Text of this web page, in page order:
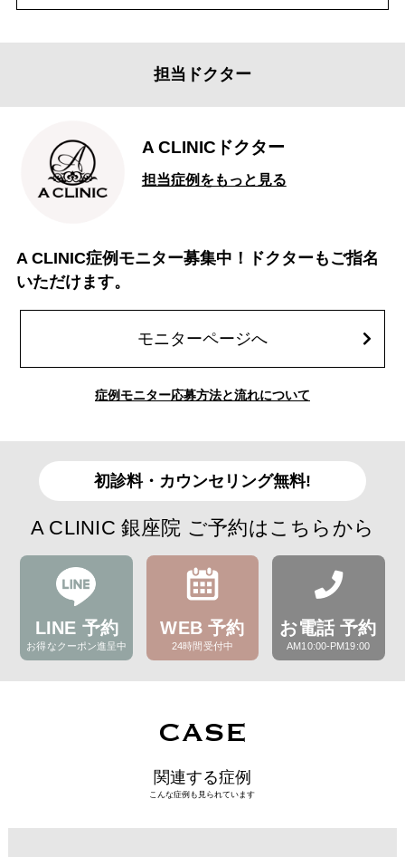
担当ドクター
A CLINICドクター
担当症例をもっと見る
A CLINIC症例モニター募集中！ドクターもご指名
いただけます。
モニターページへ
症例モニター応募方法と流れについて
初診料・カウンセリング無料!
A CLINIC 銀座院 ご予約はこちらから
LINE 予約
お得なクーポン進呈中
WEB 予約
24時間受付中
お電話 予約
AM10:00-PM19:00
CASE
関連する症例
こんな症例も見られています